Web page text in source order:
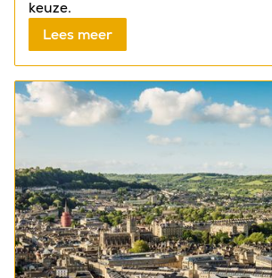
keuze.
Lees meer